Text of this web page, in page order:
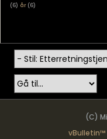
(6) år (6)
(C)
vBulletin™